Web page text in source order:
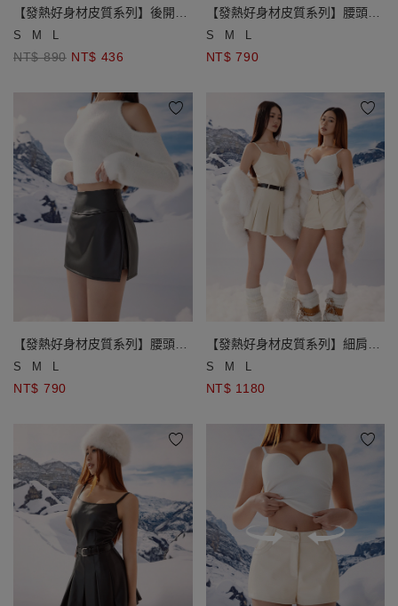
【發熱好身材皮質系列】後開衩
直筒皮質長裙
S M L
NT$ 890 NT$ 436
【發熱好身材皮質系列】腰頭拼
接設計側開衩皮質短褲裙
S M L
NT$ 790
【發熱好身材皮質系列】腰頭拼
接設計側開衩皮質短褲裙
S M L
NT$ 790
【發熱好身材皮質系列】細肩帶
百褶皮質短洋裝(附皮帶)
S M L
NT$ 1180